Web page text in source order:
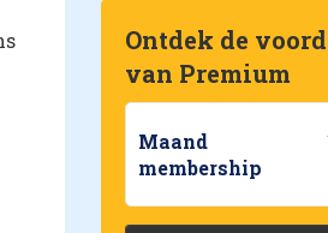
Ontdek de
van Premium
Maand
membership